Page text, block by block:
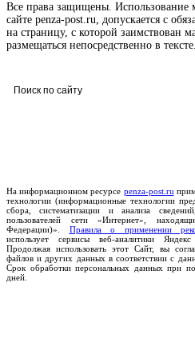
Все права защищены. Использование
сайте penza-post.ru, допускается с
на страницу, с которой заимствован
размещаться непосредственно в тексте.
На информационном ресурсе penza-post.ru
технологии (информационные технологии
сбора, систематизации и анализа
пользователей сети «Интернет»,
Федерации)». Правила о применении
использует сервисы веб-аналитики
Продолжая использовать этот Сайт, вы
файлов и других данных в соответствии с
Срок обработки персональных данных при
дней.